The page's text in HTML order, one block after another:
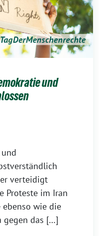
und
verteidigt
Proteste im Iran
ebenso wie die
gegen das […]